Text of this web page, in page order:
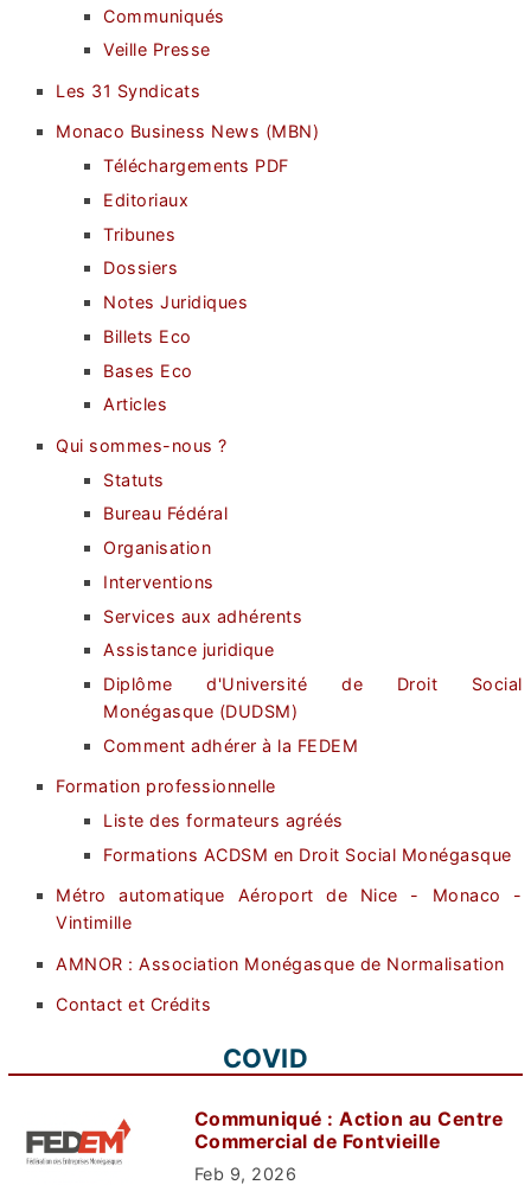
Communiqués
Veille Presse
Les 31 Syndicats
Monaco Business News (MBN)
Téléchargements PDF
Editoriaux
Tribunes
Dossiers
Notes Juridiques
Billets Eco
Bases Eco
Articles
Qui sommes-nous ?
Statuts
Bureau Fédéral
Organisation
Interventions
Services aux adhérents
Assistance juridique
Diplôme d'Université de Droit Social
Monégasque (DUDSM)
Comment adhérer à la FEDEM
Formation professionnelle
Liste des formateurs agréés
Formations ACDSM en Droit Social Monégasque
Métro automatique Aéroport de Nice - Monaco -
Vintimille
AMNOR : Association Monégasque de Normalisation
Contact et Crédits
COVID
Communiqué : Action au Centre
Commercial de Fontvieille
Feb 9, 2026